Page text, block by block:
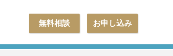
お申し込み
無料相談